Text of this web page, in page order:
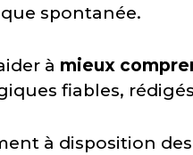
spontanée.
à mieux
fiables,
à disposition